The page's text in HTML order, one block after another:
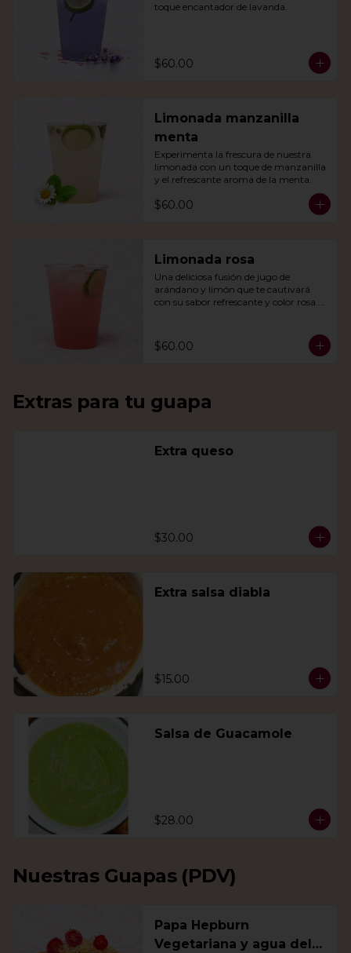
toque encantador de lavanda.
$60.00
Limonada manzanilla
menta
Experimenta la frescura de nuestra
limonada con un toque de manzanilla
y el refrescante aroma de la menta.
$60.00
Limonada rosa
Una deliciosa fusión de jugo de
arándano y limón que te cautivará
con su sabor refrescante y color rosa
$60.00
Extras para tu guapa
Extra queso
$30.00
Extra salsa diabla
$15.00
Salsa de Guacamole
$28.00
Nuestras Guapas (PDV)
Papa Hepburn
Vegetariana y agua del